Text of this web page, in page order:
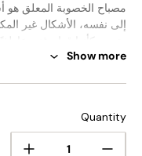
مصباح الخصوبة المعلق
إلى نفسه، الأشكال غير
متعة العيش و الراحة.
Show more
Quantity